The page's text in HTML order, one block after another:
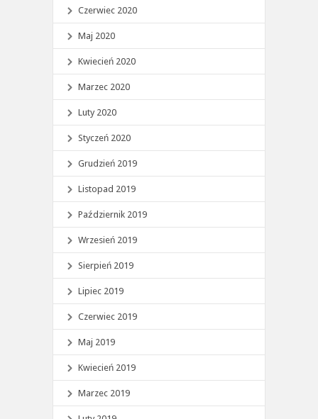
Czerwiec 2020
Maj 2020
Kwiecień 2020
Marzec 2020
Luty 2020
Styczeń 2020
Grudzień 2019
Listopad 2019
Październik 2019
Wrzesień 2019
Sierpień 2019
Lipiec 2019
Czerwiec 2019
Maj 2019
Kwiecień 2019
Marzec 2019